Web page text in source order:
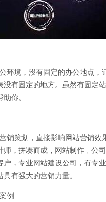
环境，没有固定的办公地点，
有固定的地方。虽然有固定
你。
销策划，直接影响网站营销效
，拼凑而成，网站制作，公
，专业网站建设公司，有专
有强大的营销力量。
例